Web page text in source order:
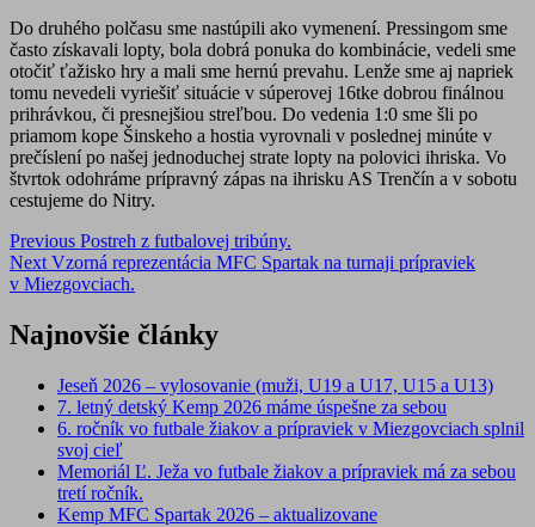
Do druhého polčasu sme nastúpili ako vymenení. Pressingom sme
často získavali lopty, bola dobrá ponuka do kombinácie, vedeli sme
otočiť ťažisko hry a mali sme hernú prevahu. Lenže sme aj napriek
tomu nevedeli vyriešiť situácie v súperovej 16tke dobrou finálnou
prihrávkou, či presnejšiou streľbou. Do vedenia 1:0 sme šli po
priamom kope Šinskeho a hostia vyrovnali v poslednej minúte v
prečíslení po našej jednoduchej strate lopty na polovici ihriska. Vo
štvrtok odohráme prípravný zápas na ihrisku AS Trenčín a v sobotu
cestujeme do Nitry.
Post
navigation
Previous Postreh z futbalovej tribúny.
Next Vzorná reprezentácia MFC Spartak na turnaji prípraviek
v Miezgovciach.
Najnovšie články
Jeseň 2026 – vylosovanie (muži, U19 a U17, U15 a U13)
7. letný detský Kemp 2026 máme úspešne za sebou
6. ročník vo futbale žiakov a prípraviek v Miezgovciach splnil
svoj cieľ
Memoriál Ľ. Ježa vo futbale žiakov a prípraviek má za sebou
tretí ročník.
Kemp MFC Spartak 2026 – aktualizovane